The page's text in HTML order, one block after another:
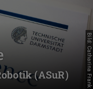
(ASuR) Bild: Catharina Frank